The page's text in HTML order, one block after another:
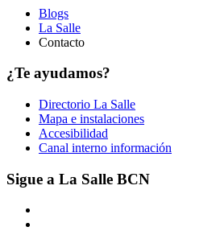
Blogs
La Salle
Contacto
¿Te ayudamos?
Directorio La Salle
Mapa e instalaciones
Accesibilidad
Canal interno información
Sigue a La Salle BCN